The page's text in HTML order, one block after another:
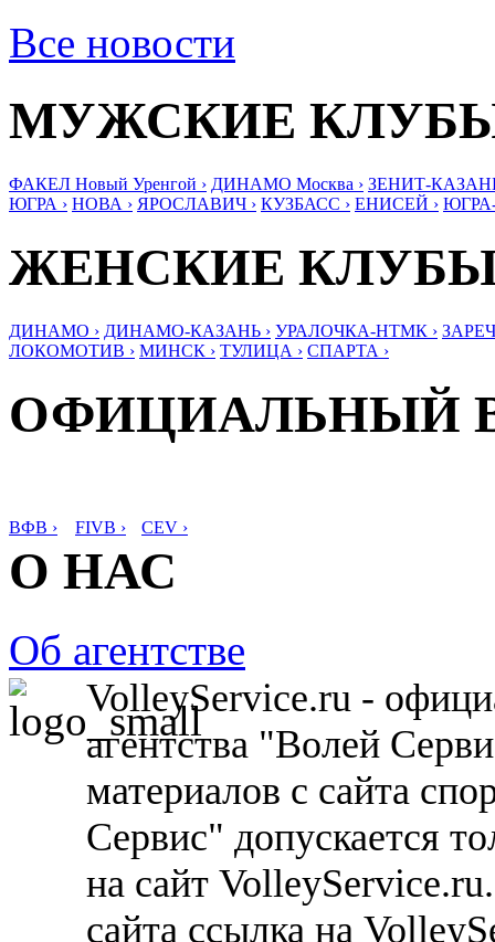
Все новости
МУЖСКИЕ
ФАКЕЛ Новый Уренгой › ДИНАМО Москва › ЗЕНИТ-
ЮГРА › НОВА › ЯРОСЛАВИЧ › КУЗБАСС › ЕНИСЕЙ ›
ЖЕНСКИЕ
ДИНАМО › ДИНАМО-КАЗАНЬ › УРАЛОЧКА-НТМК ›
ЛОКОМОТИВ › МИНСК › ТУЛИЦА › СПАРТА ›
ОФИЦИАЛЬНЫЙ
ВФВ › FIVB › CEV ›
О НАС
Об агентстве
VolleyService.ru -
агентства "Волей
материалов с сайта
Сервис" допускается
на сайт
сайта ссылка на